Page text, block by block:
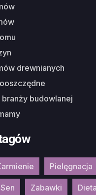
drewnianych
budowlanej
Pielęgnacja
Sen Zabawki Dieta